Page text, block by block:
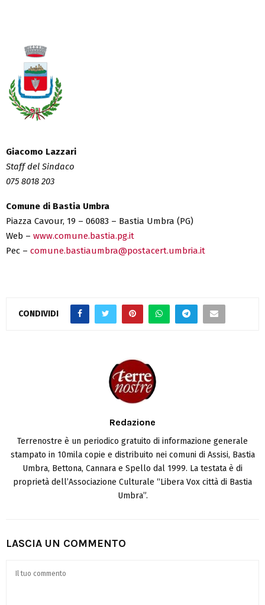
Giacomo Lazzari
Staff del Sindaco
075 8018 203
Comune di Bastia Umbra
Piazza Cavour, 19 – 06083 – Bastia Umbra (PG)
Web – www.comune.bastia.pg.it
Pec – comune.bastiaumbra@postacert.umbria.it
CONDIVIDI
Redazione
Terrenostre è un periodico gratuito di informazione generale
stampato in 10mila copie e distribuito nei comuni di Assisi, Bastia
Umbra, Bettona, Cannara e Spello dal 1999. La testata è di
proprietà dell’Associazione Culturale “Libera Vox città di Bastia
Umbra”.
LASCIA UN COMMENTO